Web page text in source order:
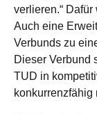
verlieren.“
Auch eine
Verbunds zu
Dieser Verbund
TUD in
konkurrenzfähig